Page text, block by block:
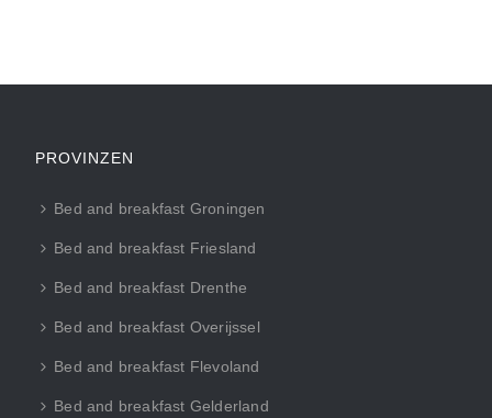
PROVINZEN
Bed and breakfast Groningen
Bed and breakfast Friesland
Bed and breakfast Drenthe
Bed and breakfast Overijssel
Bed and breakfast Flevoland
Bed and breakfast Gelderland